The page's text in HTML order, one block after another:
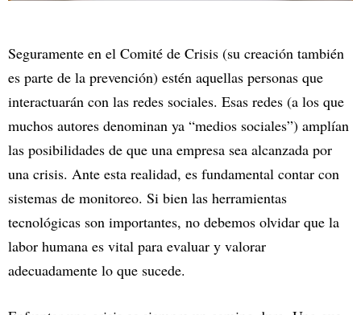
Seguramente en el Comité de Crisis (su creación también
es parte de la prevención) estén aquellas personas que
interactuarán con las redes sociales. Esas redes (a los que
muchos autores denominan ya “medios sociales”) amplían
las posibilidades de que una empresa sea alcanzada por
una crisis. Ante esta realidad, es fundamental contar con
sistemas de monitoreo. Si bien las herramientas
tecnológicas son importantes, no debemos olvidar que la
labor humana es vital para evaluar y valorar
adecuadamente lo que sucede.